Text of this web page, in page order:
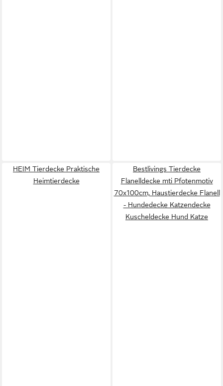
HEIM Tierdecke Praktische
Heimtierdecke
Bestlivings Tierdecke
Flanelldecke mti Pfotenmotiv
70x100cm, Haustierdecke Flanell
- Hundedecke Katzendecke
Kuscheldecke Hund Katze